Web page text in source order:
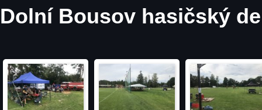
Dolní Bousov hasičský